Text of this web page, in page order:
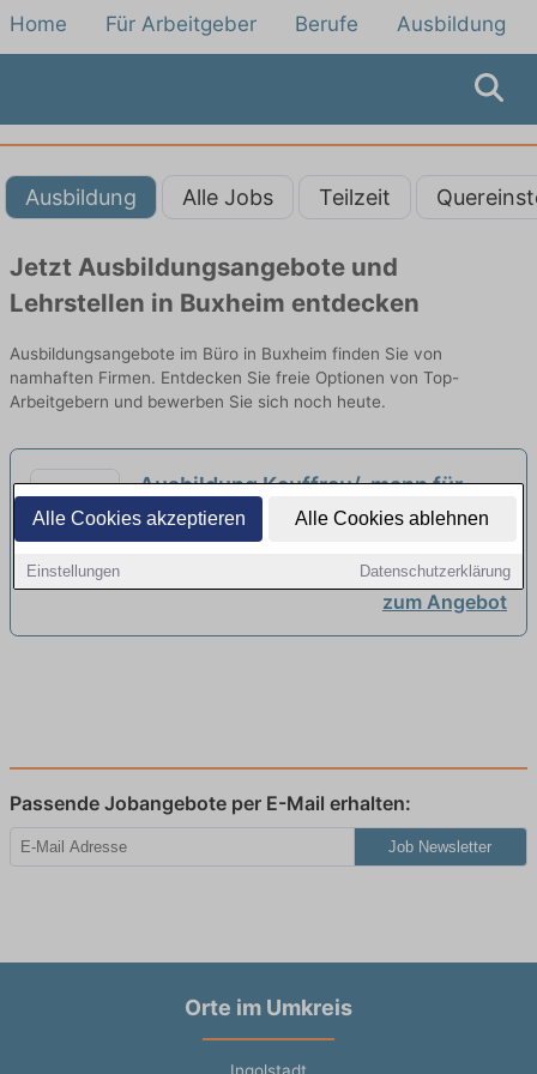
Alle Cookies akzeptieren Alle Cookies ablehnen
Einstellungen Datenschutzerklärung
Home Für Arbeitgeber Berufe Ausbildung
Ausbildung Alle Jobs Teilzeit
Jetzt Ausbildungsangebote und
Lehrstellen in Buxheim entdecken
Ausbildungsangebote im Büro in Buxheim finden Sie von
namhaften Firmen. Entdecken Sie freie Optionen von Top-
Arbeitgebern und bewerben Sie sich noch heute.
Ausbildung Kauffrau/-mann für
Büromanagement (m/w/d) neu
SelectLine Group | Wettstetten
zum Angebot
Passende Jobangebote per E-Mail erhalten:
Job Newsletter
Orte im Umkreis